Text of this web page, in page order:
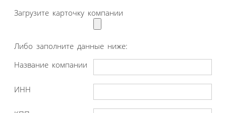
Загрузите карточку компании
Либо заполните данные ниже:
Название компании
ИНН